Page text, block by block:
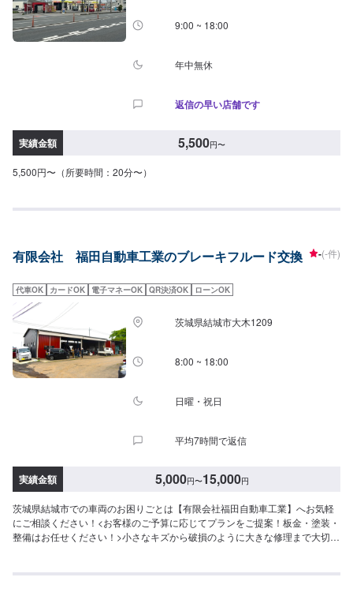
9:00 ~ 18:00
年中無休
返信の早い店舗です
実績金額 5,500円〜
5,500円〜（所要時間：20分〜）
有限会社 福田自動車工業のブレーキフルード交換 -(-件)
代車OK カードOK 電子マネーOK QR決済OK ローンOK
茨城県結城市大木1209
8:00 ~ 18:00
日曜・祝日
平均7時間で返信
実績金額 5,000円〜15,000円
茨城県結城市での車両のお困りごとは【有限会社福田自動車工業】へお気軽
にご相談ください！<お客様のご予算に応じてプランをご提案！板金・塗装・
整備はお任せください！>小さなキズから破損のように大きな修理まで大切な
きし、最適な施工方法をご提案しますので、お気軽にお問い合わせ下さい。